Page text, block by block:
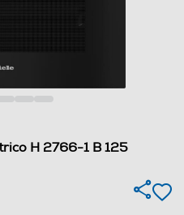
H 2766-1 B 125